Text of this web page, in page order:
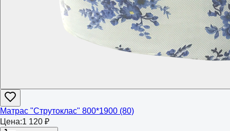
Матрас "Струтоклас" 800*1900 (80)
Цена:1 120 ₽